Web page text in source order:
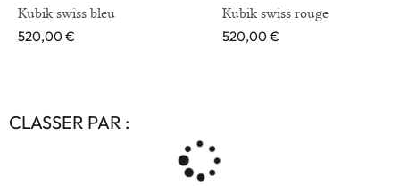
CLASSER PAR :
Kubik swiss bleu
520,00€
Kubik swiss rouge
520,00€